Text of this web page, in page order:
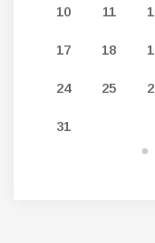
10 11
17 18
24 25
31